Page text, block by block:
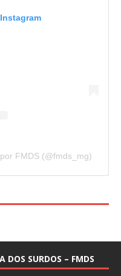
FMDS (@fmds_mg)
DOS SURDOS – FMDS